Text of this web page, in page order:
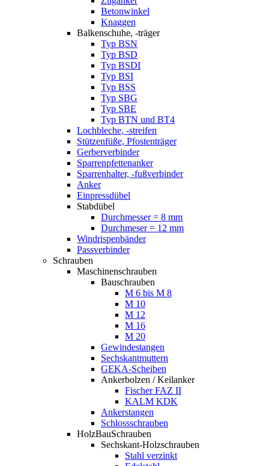
Betonwinkel
Knaggen
Balkenschuhe, -träger
Typ BSN
Typ BSD
Typ BSDI
Typ BSI
Typ BSS
Typ SBG
Typ SBE
Typ BTN und BT4
Lochbleche, -streifen
Stützenfüße, Pfostenträger
Gerberverbinder
Sparrenpfettenanker
Sparrenhalter, -fußverbinder
Anker
Einpressdübel
Stabdübel
Durchmesser = 8 mm
Durchmeser = 12 mm
Windrispenbänder
Passverbinder
Schrauben
Maschinenschrauben
Bauschrauben
M 6 bis M 8
M 10
M 12
M 16
M 20
Gewindestangen
Sechskantmuttern
GEKA-Scheiben
Ankerbolzen / Keilanker
Fischer FAZ II
KALM KDK
Ankerstangen
Schlossschrauben
HolzBauSchrauben
Sechskant-Holzschrauben
Stahl verzinkt